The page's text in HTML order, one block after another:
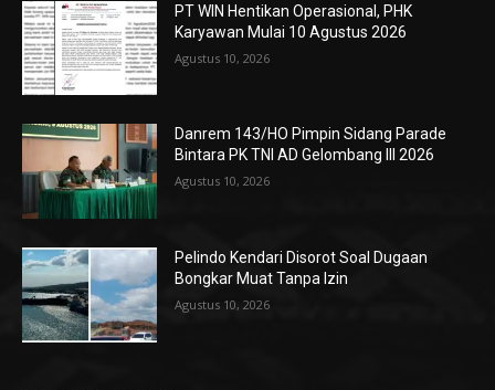
PT WIN Hentikan Operasional, PHK
Karyawan Mulai 10 Agustus 2026
Agustus 10, 2026
Danrem 143/HO Pimpin Sidang Parade
Bintara PK TNI AD Gelombang III 2026
Agustus 10, 2026
Pelindo Kendari Disorot Soal Dugaan
Bongkar Muat Tanpa Izin
Agustus 10, 2026